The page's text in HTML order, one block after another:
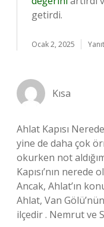
getirdi.
Ocak 2, 2025
Kısa
Ahlat Kapısı
yine de daha çok
okurken not
Kapısı’nın
Ancak, Ahlat’ın
Ahlat, Van
ilçedir . Nemrut ve